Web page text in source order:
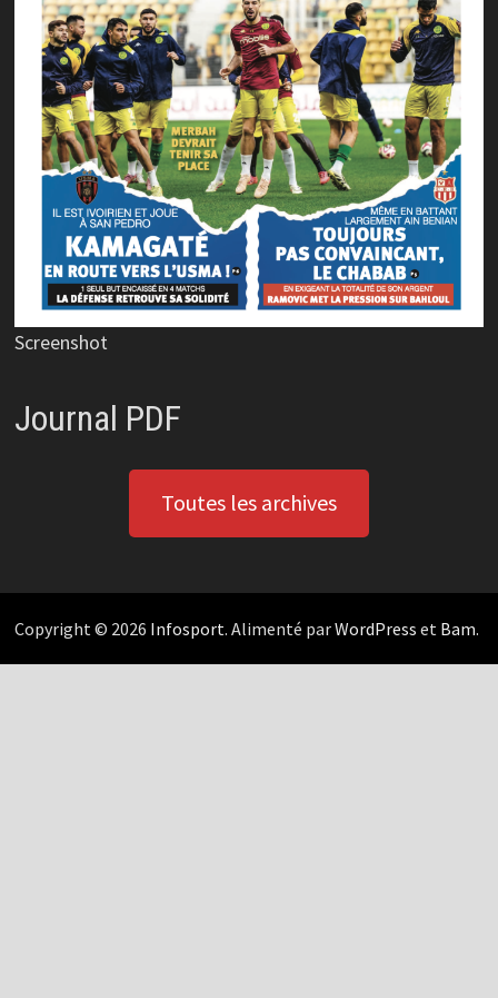
Screenshot
Journal PDF
Toutes les archives
Copyright © 2026 Infosport. Alimenté parWordPress et Bam.